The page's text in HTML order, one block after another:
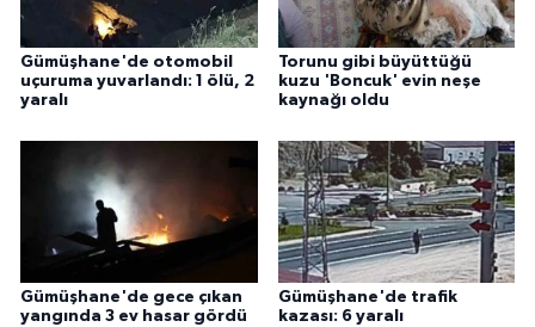
Gümüşhane'de otomobil
uçuruma yuvarlandı: 1 ölü, 2
yaralı
Torunu gibi büyüttüğü
kuzu 'Boncuk' evin neşe
kaynağı oldu
Gümüşhane'de gece çıkan
yangında 3 ev hasar gördü
Gümüşhane'de trafik
kazası: 6 yaralı